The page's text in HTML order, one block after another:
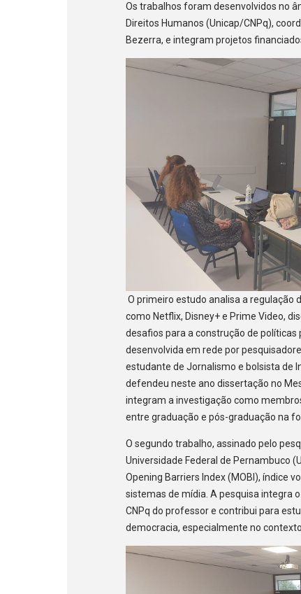
Os trabalhos foram desenvolvidos no
Direitos Humanos (Unicap/CNPq),
Bezerra, e integram projetos
O primeiro estudo analisa a regulação
como Netflix, Disney+ e Prime Video,
desafios para a construção de políticas
desenvolvida em rede por
estudante de Jornalismo e bolsista de
defendeu neste ano dissertação no
integram a investigação como
entre graduação e pós-graduação na
O segundo trabalho, assinado pelo
Universidade Federal de Pernambuco
Opening Barriers Index (MOBI), índice
sistemas de mídia. A pesquisa integra
CNPq do professor e contribui para
democracia, especialmente no